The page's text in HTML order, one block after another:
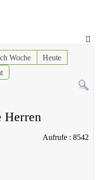
Woche
Heute
Herren
Aufrufe: 8542